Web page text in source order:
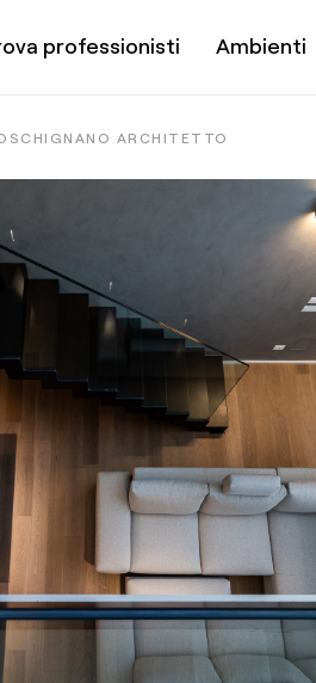
professionisti Ambienti
ARCHITETTO